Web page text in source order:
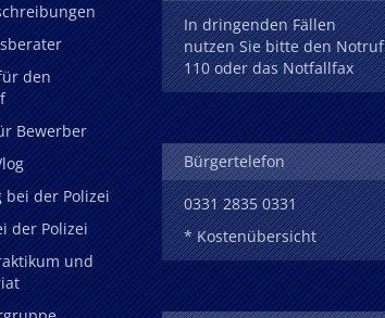
den
Bewerber
bei der Polizei
der Polizei
und
In dringenden Fällen
nutzen Sie bitte den Notruf
110 oder das Notfallfax
Bürgertelefon
0331 2835 0331
* Kostenübersicht